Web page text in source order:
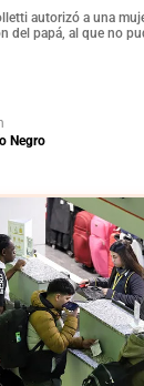
autorizó a una
del papá, al que no
Negro